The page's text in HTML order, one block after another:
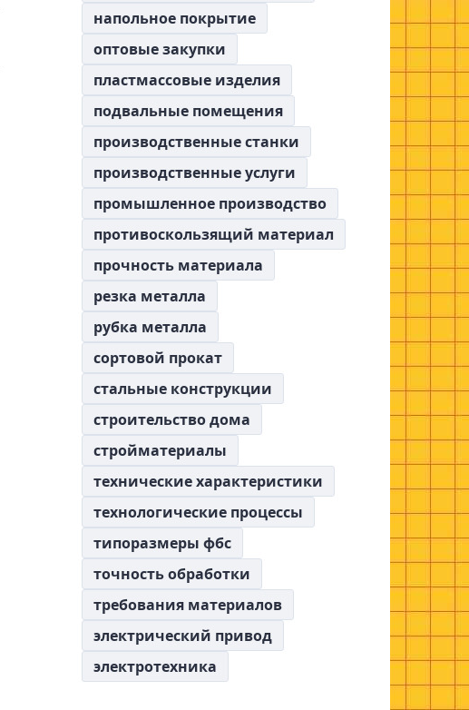
напольное покрытие
оптовые закупки
пластмассовые изделия
подвальные помещения
производственные станки
производственные услуги
промышленное производство
противоскользящий материал
прочность материала
резка металла
рубка металла
сортовой прокат
стальные конструкции
строительство дома
стройматериалы
технические характеристики
технологические процессы
типоразмеры фбс
точность обработки
требования материалов
электрический привод
электротехника